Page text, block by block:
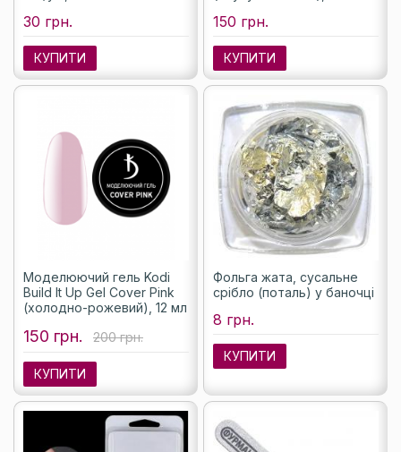
30 грн.
КУПИТИ
150 грн.
КУПИТИ
Моделюючий гель Kodi
Build It Up Gel Cover Pink
(холодно-рожевий), 12 мл
150 грн. 200 грн.
КУПИТИ
Фольга жата, сусальне
срібло (поталь) у баночці
8 грн.
КУПИТИ